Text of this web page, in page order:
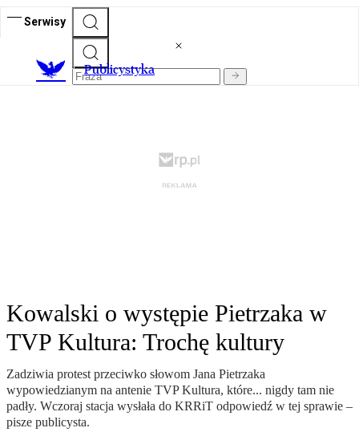
Serwisy
Publicystyka
Kowalski o występie Pietrzaka w
TVP Kultura: Trochę kultury
Zadziwia protest przeciwko słowom Jana Pietrzaka
wypowiedzianym na antenie TVP Kultura, które... nigdy tam nie
padły. Wczoraj stacja wysłała do KRRiT odpowiedź w tej sprawie –
pisze publicysta.